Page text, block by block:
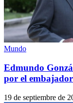
Mundo
Edmundo
por el
19 de septiembre de